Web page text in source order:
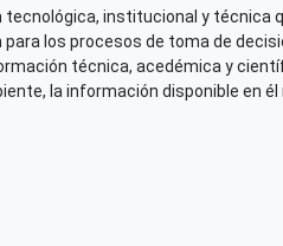
tecnológica, institucional y
los procesos de toma de
técnica, acedémica y
la información disponible en